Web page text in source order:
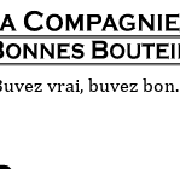
vrai, buvez bon.